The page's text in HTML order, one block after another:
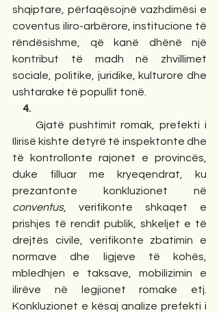
shqiptare, përfaqësojnë vazhdimësi e
coventus iliro-arbërore, institucione të
rëndësishme, që kanë dhënë një
kontribut të madh në zhvillimet
sociale, politike, juridike, kulturore dhe
ushtarake të popullit tonë.
4.
Gjatë pushtimit romak, prefekti i
Ilirisë kishte detyrë të inspektonte dhe
të kontrollonte rajonet e provincës,
duke filluar me kryeqendrat, ku
conventus, verifikonte shkaqet e
prishjes të rendit publik, shkeljet e të
drejtës civile, verifikonte zbatimin e
normave dhe ligjeve të kohës,
mbledhjen e taksave, mobilizimin e
ilirëve në legjionet romake etj.
Konkluzionet e kësaj analize prefekti i